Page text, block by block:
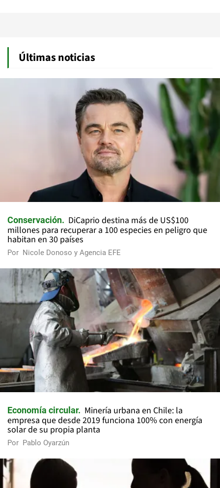
Últimas noticias
Conservación
DiCaprio destina más de US$100
millones para recuperar a 100 especies en peligro que
habitan en 30 países
Por Nicole Donoso y Agencia EFE
Economía circular
Minería urbana en Chile: la
empresa que desde 2019 funciona 100% con energía
solar de su propia planta
Por Pablo Oyarzún